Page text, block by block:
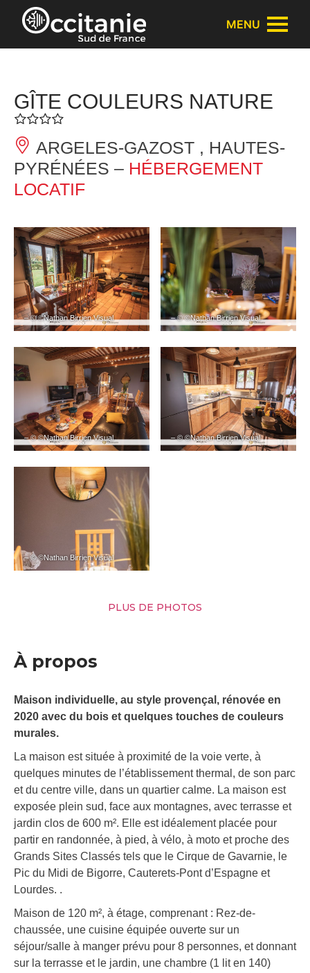
Panneau de gestion des cookies
MENU
GÎTE COULEURS NATURE
ARGELES-GAZOST , HAUTES-
PYRÉNÉES – HÉBERGEMENT
LOCATIF
– © ©Nathan Birrien Visual – © ©Nathan Birrien Visual
– © ©Nathan Birrien Visual – © ©Nathan Birrien Visual
– © ©Nathan Birrien Visual
PLUS DE PHOTOS
À propos
Maison individuelle, au style provençal, rénovée en
2020 avec du bois et quelques touches de couleurs
murales.
La maison est située à proximité de la voie verte, à
quelques minutes de l’établissement thermal, de son parc
et du centre ville, dans un quartier calme. La maison est
exposée plein sud, face aux montagnes, avec terrasse et
jardin clos de 600 m². Elle est idéalement placée pour
partir en randonnée, à pied, à vélo, à moto et proche des
Grands Sites Classés tels que le Cirque de Gavarnie, le
Pic du Midi de Bigorre, Cauterets-Pont d’Espagne et
Lourdes. .
Maison de 120 m², à étage, comprenant : Rez-de-
chaussée, une cuisine équipée ouverte sur un
séjour/salle à manger prévu pour 8 personnes, et donnant
sur la terrasse et le jardin, une chambre (1 lit en 140)